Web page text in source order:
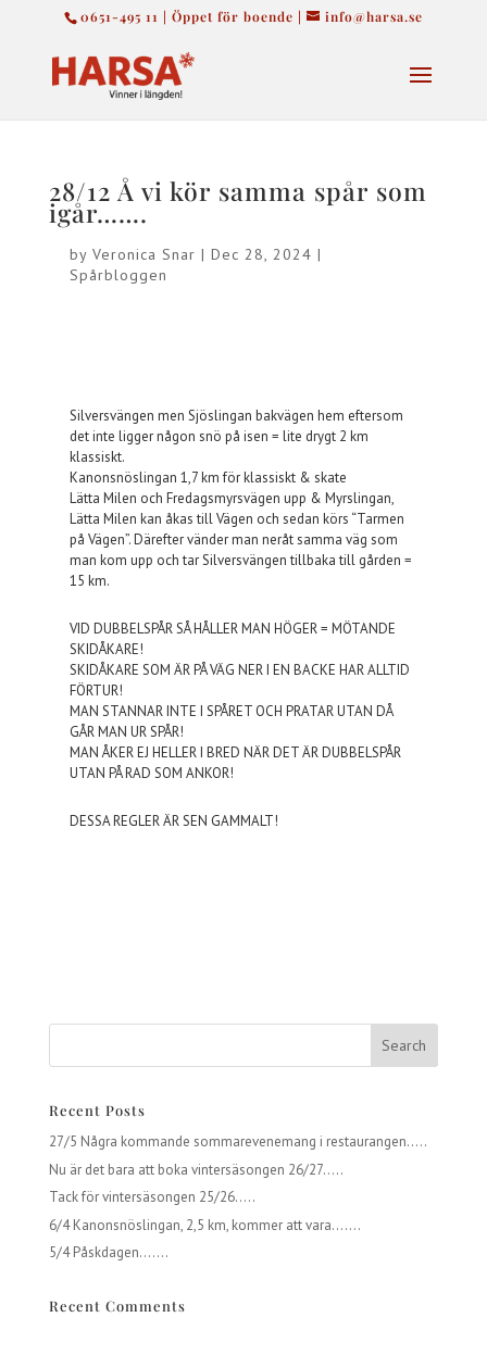
0651-495 11 | Öppet för boende | info@harsa.se
28/12 Å vi kör samma spår som
igår…….
by Veronica Snar | Dec 28, 2024 |
Spårbloggen
Silversvängen men Sjöslingan bakvägen hem eftersom
det inte ligger någon snö på isen = lite drygt 2 km
klassiskt.
Kanonsnöslingan 1,7 km för klassiskt & skate
Lätta Milen och Fredagsmyrsvägen upp & Myrslingan,
Lätta Milen kan åkas till Vägen och sedan körs “Tarmen
på Vägen”. Därefter vänder man neråt samma väg som
man kom upp och tar Silversvängen tillbaka till gården =
15 km.
VID DUBBELSPÅR SÅ HÅLLER MAN HÖGER = MÖTANDE
SKIDÅKARE!
SKIDÅKARE SOM ÄR PÅ VÄG NER I EN BACKE HAR ALLTID
FÖRTUR!
MAN STANNAR INTE I SPÅRET OCH PRATAR UTAN DÅ
GÅR MAN UR SPÅR!
MAN ÅKER EJ HELLER I BRED NÄR DET ÄR DUBBELSPÅR
UTAN PÅ RAD SOM ANKOR!
DESSA REGLER ÄR SEN GAMMALT!
Recent Posts
27/5 Några kommande sommarevenemang i restaurangen…..
Nu är det bara att boka vintersäsongen 26/27…..
Tack för vintersäsongen 25/26…..
6/4 Kanonsnöslingan, 2,5 km, kommer att vara…….
5/4 Påskdagen…….
Recent Comments